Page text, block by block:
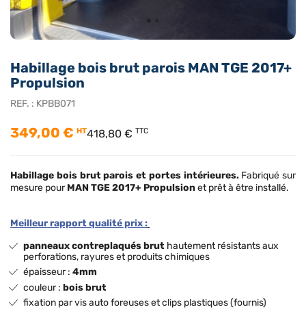
Habillage bois brut parois MAN TGE 2017+
Propulsion
REF. : KPBB071
349,00 € HT418,80 € TTC
Habillage bois brutparois et portes intérieures. Fabriqué sur
mesure pourMAN TGE 2017+ Propulsionet prêt à être installé.
Meilleur rapport qualité prix :
panneaux contreplaqués brut hautement résistants aux
perforations, rayures et produits chimiques
épaisseur :4mm
couleur :bois brut
fixation par vis auto foreuses et clips plastiques (fournis)